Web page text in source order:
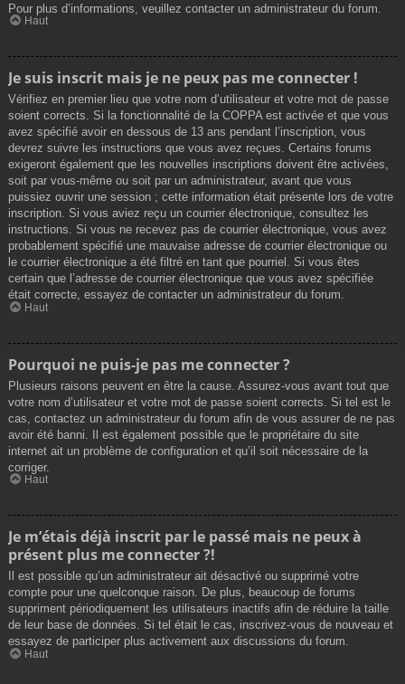
Pour plus d’informations, veuillez contacter un administrateur du forum.
Haut
Je suis inscrit mais je ne peux pas me connecter !
Vérifiez en premier lieu que votre nom d’utilisateur et votre mot de passe
soient corrects. Si la fonctionnalité de la COPPA est activée et que vous
avez spécifié avoir en dessous de 13 ans pendant l’inscription, vous
devrez suivre les instructions que vous avez reçues. Certains forums
exigeront également que les nouvelles inscriptions doivent être activées,
soit par vous-même ou soit par un administrateur, avant que vous
puissiez ouvrir une session ; cette information était présente lors de votre
inscription. Si vous aviez reçu un courrier électronique, consultez les
instructions. Si vous ne recevez pas de courrier électronique, vous avez
probablement spécifié une mauvaise adresse de courrier électronique ou
le courrier électronique a été filtré en tant que pourriel. Si vous êtes
certain que l’adresse de courrier électronique que vous avez spécifiée
était correcte, essayez de contacter un administrateur du forum.
Haut
Pourquoi ne puis-je pas me connecter ?
Plusieurs raisons peuvent en être la cause. Assurez-vous avant tout que
votre nom d’utilisateur et votre mot de passe soient corrects. Si tel est le
cas, contactez un administrateur du forum afin de vous assurer de ne pas
avoir été banni. Il est également possible que le propriétaire du site
internet ait un problème de configuration et qu’il soit nécessaire de la
corriger.
Haut
Je m’étais déjà inscrit par le passé mais ne peux à
présent plus me connecter ?!
Il est possible qu’un administrateur ait désactivé ou supprimé votre
compte pour une quelconque raison. De plus, beaucoup de forums
suppriment périodiquement les utilisateurs inactifs afin de réduire la taille
de leur base de données. Si tel était le cas, inscrivez-vous de nouveau et
essayez de participer plus activement aux discussions du forum.
Haut